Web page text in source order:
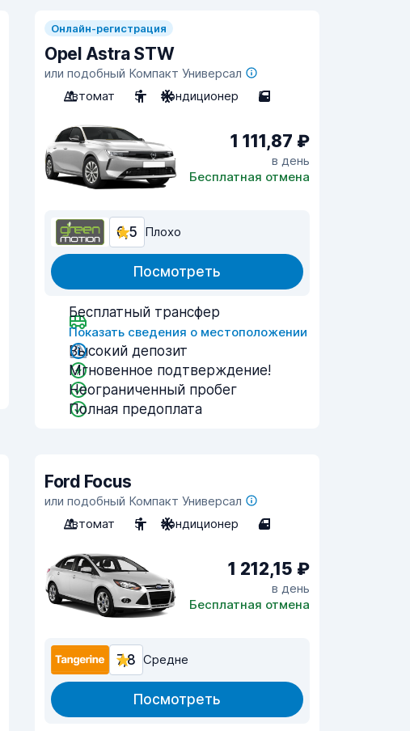
Онлайн-регистрация
Opel Astra STW
или подобный Компакт Универсал
Автомат
5 Кондиционер 5
1 111,87 ₽
в день
Бесплатная отмена
6,5 Плохо
Посмотреть
Бесплатный трансфер
Показать сведения о местоположении
Высокий депозит
Мгновенное подтверждение!
Неограниченный пробег
Полная предоплата
Ford Focus
или подобный Компакт Универсал
Автомат
5 Кондиционер 4
1 212,15 ₽
в день
Бесплатная отмена
7,8 Средне
Посмотреть